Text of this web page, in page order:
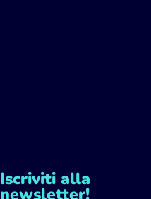
Iscriviti alla
newsletter!